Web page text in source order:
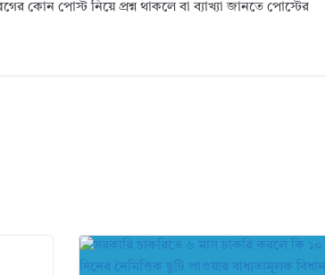
কোন পোস্ট নিয়ে প্রশ্ন থাকলে বা ব্যাখ্যা জানতে পোস্টের